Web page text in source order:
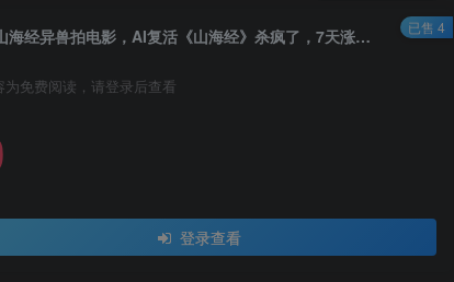
复活山海经异兽拍电影，AI复活《山海经》杀疯了，7天涨粉5W
为免费阅读，请登录后查看
登录查看
已售 4